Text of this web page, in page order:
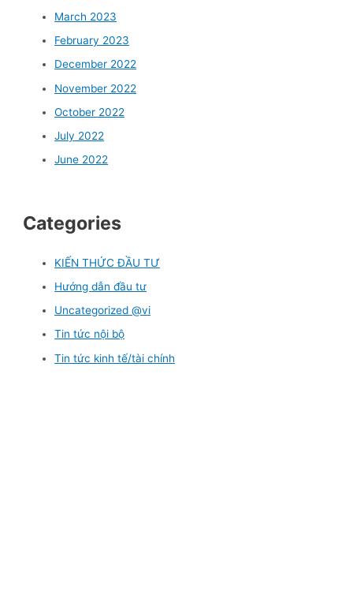
March 2023
February 2023
December 2022
November 2022
October 2022
July 2022
June 2022
Categories
KIẾN THỨC ĐẦU TƯ
Hướng dẫn đầu tư
Uncategorized @vi
Tin tức nội bộ
Tin tức kinh tế/tài chính